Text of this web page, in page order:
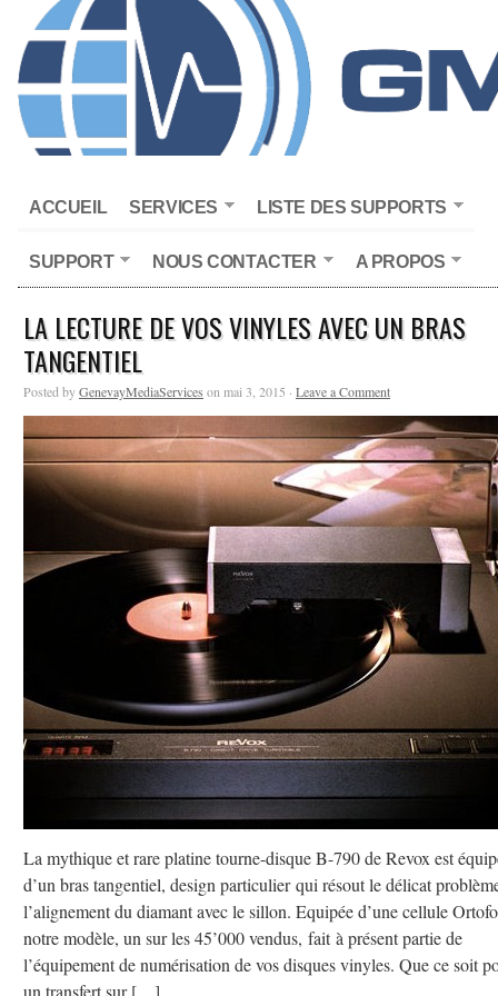
ACCUEIL SERVICES LISTE DES SUPPORTS
SUPPORT NOUS CONTACTER A PROPOS
LA LECTURE DE VOS VINYLES AVEC UN BRAS
TANGENTIEL
Posted byGenevayMediaServices on mai 3, 2015 · Leave a Comment
La mythique et rare platine tourne-disque B-790 de Revox est
d’un bras tangentiel, design particulier qui résout le délicat
l’alignement du diamant avec le sillon. Equipée d’une cellule
notre modèle, un sur les 45’000 vendus, fait à présent partie de
l’équipement de numérisation de vos disques vinyles. Que ce soit
un transfert sur […]